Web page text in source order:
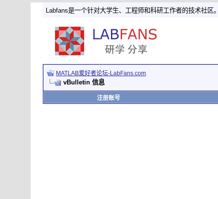
Labfans是一个针对大学生、工程师和科研工作者的技术社区
MATLAB爱好者论坛-LabFans.com
vBulletin 信息
注册账号